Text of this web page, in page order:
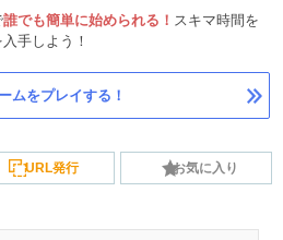
誰でも簡単に始められる！ スキマ時間を
手しよう！
ムをプレイする！
URL発行 お気に入り